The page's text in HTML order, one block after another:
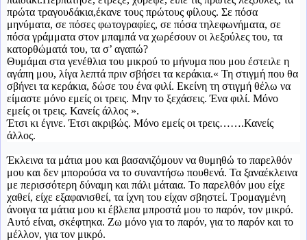
πρώτα τραγουδάκια,έκανε τους πρώτους φίλους. Σε πόσα
μηνύματα, σε πόσες φωτογραφίες, σε πόσα τηλεφωνήματα, σε
πόσα γράμματα στον μπαμπά να χωρέσουν οι λεξούλες του, τα
κατορθώματά του, τα σ’ αγαπώ?
Θυμάμαι στα γενέθλια του μικρού το μήνυμα που μου έστειλε η
αγάπη μου, λίγα λεπτά πριν σβήσει τα κεράκια.« Τη στιγμή που θα
σβήνει τα κεράκια, δώσε του ένα φιλί. Εκείνη τη στιγμή θέλω να
είμαστε μόνο εμείς οι τρεις. Μην το ξεχάσεις. Ένα φιλί. Μόνο
εμείς οι τρεις. Κανείς άλλος ».
Έτσι κι έγινε. Έτσι ακριβώς. Μόνο εμείς οι τρεις…….Κανείς
άλλος.
Έκλεινα τα μάτια μου και βασανιζόμουν να θυμηθώ το παρελθόν
μου και δεν μπορούσα να το συναντήσω πουθενά. Τα ξαναέκλεινα
με περισσότερη δύναμη και πάλι μάταια. Το παρελθόν μου είχε
χαθεί, είχε εξαφανισθεί, τα ίχνη του είχαν σβηστεί. Τρομαγμένη
άνοιγα τα μάτια μου κι έβλεπα μπροστά μου το παρόν, τον μικρό.
Αυτό είναι, σκέφτηκα. Ζω μόνο για το παρόν, για το παρόν και το
μέλλον, για τον μικρό.